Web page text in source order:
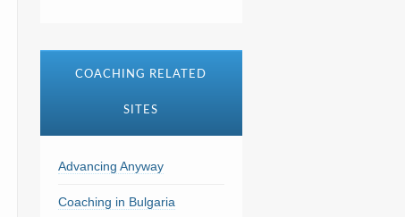
COACHING RELATED
SITES
Advancing Anyway
Coaching in Bulgaria